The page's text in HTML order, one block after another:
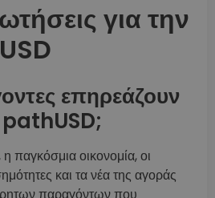
για την
επηρεάζουν
pathUSD;
παγκόσμια οικονομία, οι
και τα νέα της αγοράς